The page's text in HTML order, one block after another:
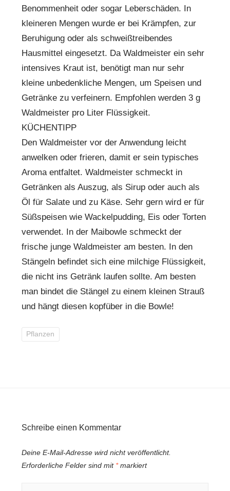
Benommenheit oder sogar Leberschäden. In
kleineren Mengen wurde er bei Krämpfen, zur
Beruhigung oder als schweißtreibendes
Hausmittel eingesetzt. Da Waldmeister ein sehr
intensives Kraut ist, benötigt man nur sehr
kleine unbedenkliche Mengen, um Speisen und
Getränke zu verfeinern. Empfohlen werden 3 g
Waldmeister pro Liter Flüssigkeit.
KÜCHENTIPP
Den Waldmeister vor der Anwendung leicht
anwelken oder frieren, damit er sein typisches
Aroma entfaltet. Waldmeister schmeckt in
Getränken als Auszug, als Sirup oder auch als
Öl für Salate und zu Käse. Sehr gern wird er für
Süßspeisen wie Wackelpudding, Eis oder Torten
verwendet. In der Maibowle schmeckt der
frische junge Waldmeister am besten. In den
Stängeln befindet sich eine milchige Flüssigkeit,
die nicht ins Getränk laufen sollte. Am besten
man bindet die Stängel zu einem kleinen Strauß
und hängt diesen kopfüber in die Bowle!
Pflanzen
Schreibe einen Kommentar
Deine E-Mail-Adresse wird nicht veröffentlicht.
Erforderliche Felder sind mit *markiert